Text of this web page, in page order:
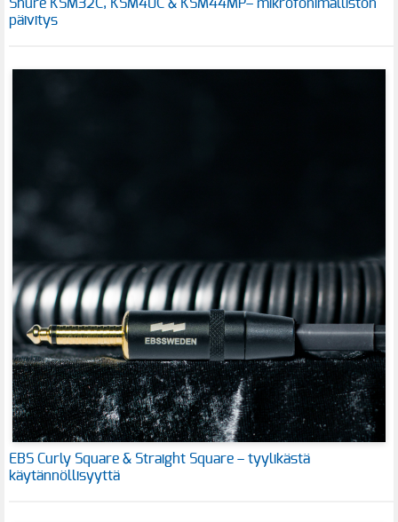
Shure KSM32C, KSM40C & KSM44MP– mikrofonimalliston
päivitys
EBS Curly Square & Straight Square – tyylikästä
käytännöllisyyttä